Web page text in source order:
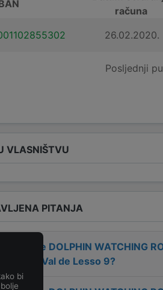
računa
26.02.2020.
Posljednji
VLASNIŠTVU
PITANJA
tvrtke DOLPHIN WATCHING
Ulica Val de Lesso 9?
bi